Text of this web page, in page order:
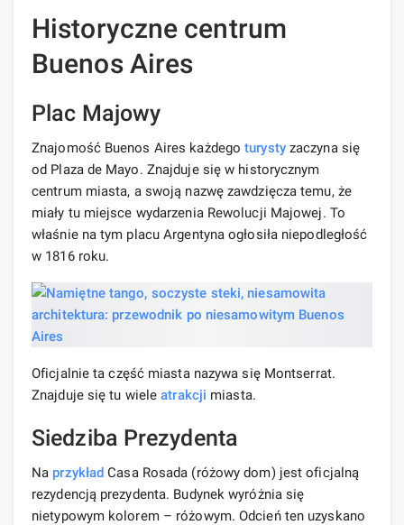
Historyczne centrum
Buenos Aires
Plac Majowy
Znajomość Buenos Aires każdegoturystyzaczyna się
od Plaza de Mayo. Znajduje się w historycznym
centrum miasta, a swoją nazwę zawdzięcza temu, że
miały tu miejsce wydarzenia Rewolucji Majowej. To
właśnie na tym placu Argentyna ogłosiła niepodległość
w 1816 roku.
Oficjalnie ta część miasta nazywa się Montserrat.
Znajduje się tu wieleatrakcji miasta.
Siedziba Prezydenta
Na przykład Casa Rosada (różowy dom) jest oficjalną
rezydencją prezydenta. Budynek wyróżnia się
nietypowym kolorem – różowym. Odcień ten uzyskano